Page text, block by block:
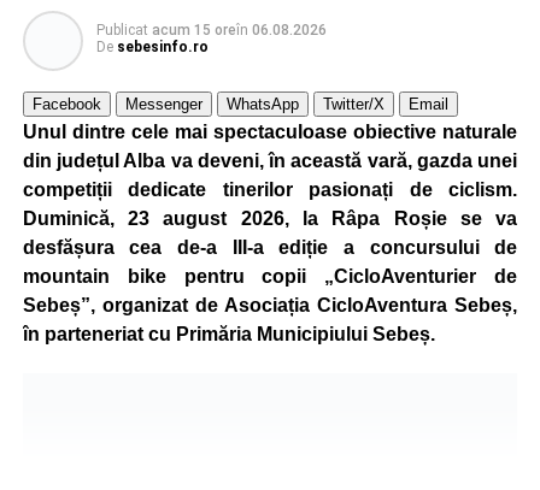
Publicat acum 15 oreîn 06.08.2026
De sebesinfo.ro
Facebook Messenger WhatsApp Twitter/X Email
Unul dintre cele mai spectaculoase obiective naturale
din județul Alba va deveni, în această vară, gazda unei
competiții dedicate tinerilor pasionați de ciclism.
Duminică, 23 august 2026, la Râpa Roșie se va
desfășura cea de-a III-a ediție a concursului de
mountain bike pentru copii „CicloAventurier de
Sebeș”, organizat de Asociația CicloAventura Sebeș,
în parteneriat cu Primăria Municipiului Sebeș.